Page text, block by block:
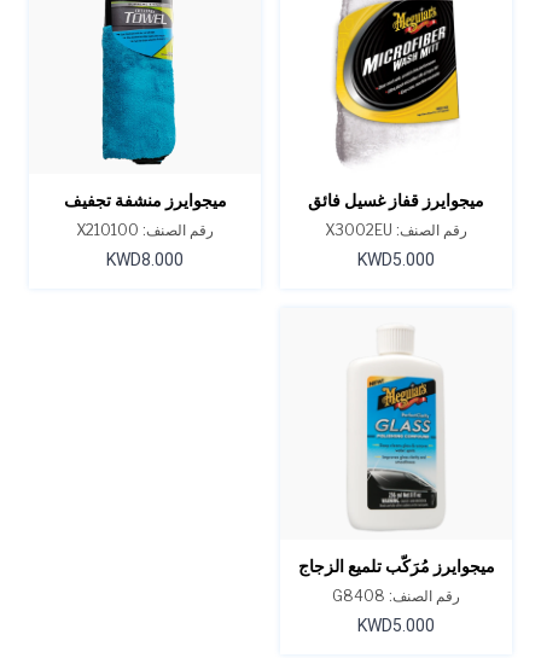
ميجوايرز قفاز غسيل فائق
النعومة من الألياف الدقيقة
رقم الصنف: X3002EU
KWD5.000
ميجوايرز منشفة تجفيف
سوبريم شاين
رقم الصنف: X210100
KWD8.000
ميجوايرز مُرَكّب تلميع الزجاج
بيرفكت كلاريتي 8 أونصة
رقم الصنف: G8408
KWD5.000